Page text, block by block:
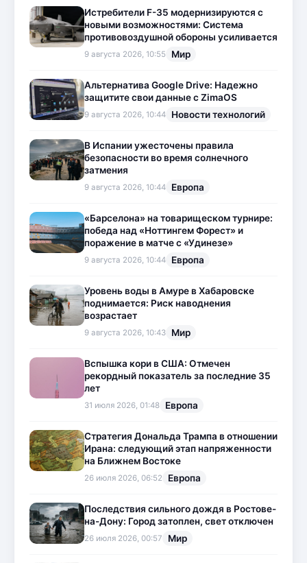
Истребители F-35 модернизируются с
новыми возможностями: Система
противовоздушной обороны усиливается
9 августа 2026, 10:55 Мир
Альтернатива Google Drive: Надежно
защитите свои данные с ZimaOS
9 августа 2026, 10:44 Новости технологий
В Испании ужесточены правила
безопасности во время солнечного
затмения
9 августа 2026, 10:44 Европа
«Барселона» на товарищеском турнире:
победа над «Ноттингем Форест» и
поражение в матче с «Удинезе»
9 августа 2026, 10:44 Европа
Уровень воды в Амуре в Хабаровске
поднимается: Риск наводнения
возрастает
9 августа 2026, 10:43 Мир
Вспышка кори в США: Отмечен
рекордный показатель за последние 35
лет
31 июля 2026, 01:48 Европа
Стратегия Дональда Трампа в отношении
Ирана: следующий этап напряженности
на Ближнем Востоке
26 июля 2026, 06:52 Европа
Последствия сильного дождя в Ростове-
на-Дону: Город затоплен, свет отключен
26 июля 2026, 00:57 Мир